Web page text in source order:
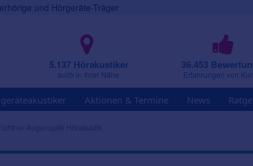
und Hörgeräte-Träger
5.137 Hörakustiker
auch in Ihrer Nähe
36.453
Erfahrungen von
Aktionen & Termine News
Fichtner Augenoptik Hörakustik